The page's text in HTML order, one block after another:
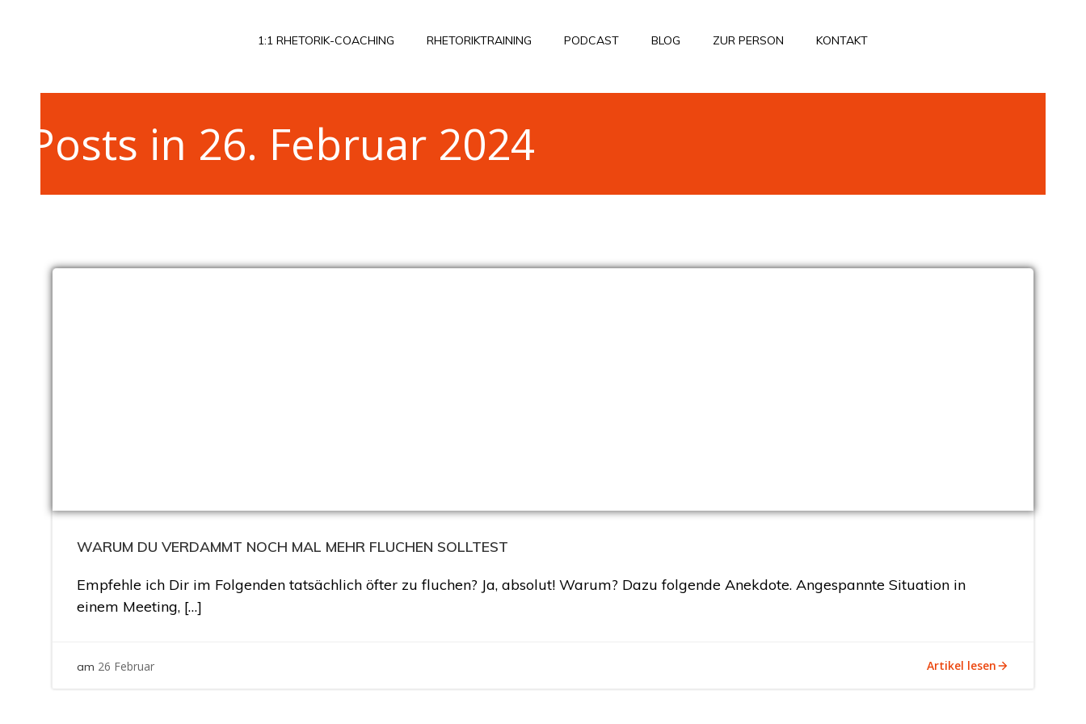
1:1 RHETORIK-COACHING RHETORIKTRAINING PODCAST BLOG ZUR PERSON KONTAKT
Posts in 26. Februar 2024
WARUM DU VERDAMMT NOCH MAL MEHR FLUCHEN SOLLTEST
Empfehle ich Dir im Folgenden tatsächlich öfter zu fluchen? Ja, absolut! Warum? Dazu folgende Anekdote. Angespannte Situation in
einem Meeting, […]
am 26 Februar Artikel lesen